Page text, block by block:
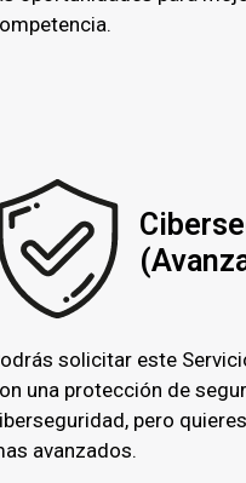
solicitar este
una protección de
pero
avanzados.